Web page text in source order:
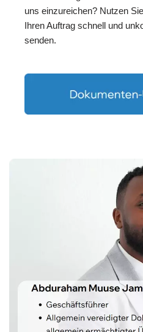
uns einzureichen? Nutzen
Ihren Auftrag schnell und
senden.